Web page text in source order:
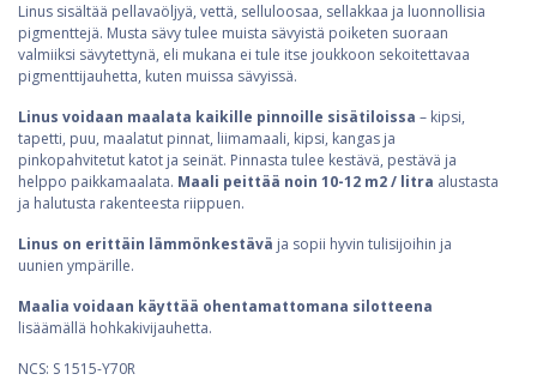
Linus sisältää pellavaöljyä, vettä, selluloosaa, sellakkaa ja luonnollisia
pigmenttejä. Musta sävy tulee muista sävyistä poiketen suoraan
valmiiksi sävytettynä, eli mukana ei tule itse joukkoon sekoitettavaa
pigmenttijauhetta, kuten muissa sävyissä.
Linus voidaan maalata kaikille pinnoille sisätiloissa – kipsi,
tapetti, puu, maalatut pinnat, liimamaali, kipsi, kangas ja
pinkopahvitetut katot ja seinät. Pinnasta tulee kestävä, pestävä ja
helppo paikkamaalata. Maali peittää noin 10-12 m2 / litra alustasta
ja halutusta rakenteesta riippuen.
Linus on erittäin lämmönkestävä ja sopii hyvin tulisijoihin ja
uunien ympärille.
Maalia voidaan käyttää ohentamattomana silotteena
lisäämällä hohkakivijauhetta.
NCS: S 1515-Y70R